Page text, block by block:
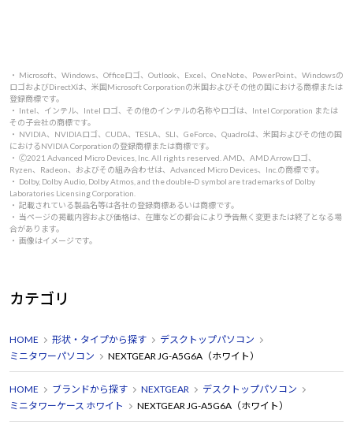
・ Microsoft、Windows、Officeロゴ、Outlook、Excel、OneNote、PowerPoint、Windowsの
ロゴおよびDirectXは、米国Microsoft Corporationの米国およびその他の国における商標または
登録商標です。
・ Intel、インテル、Intel ロゴ、その他のインテルの名称やロゴは、Intel Corporation または
その子会社の商標です。
・ NVIDIA、NVIDIAロゴ、CUDA、TESLA、SLI、GeForce、Quadroは、米国およびその他の国
におけるNVIDIA Corporationの登録商標または商標です。
・ 🄫2021 Advanced Micro Devices, Inc. All rights reserved. AMD、AMD Arrowロゴ、
Ryzen、Radeon、およびその組み合わせは、Advanced Micro Devices、Inc.の商標です。
・ Dolby, Dolby Audio, Dolby Atmos, and the double-D symbol are trademarks of Dolby
Laboratories Licensing Corporation.
・ 記載されている製品名等は各社の登録商標あるいは商標です。
・ 当ページの掲載内容および価格は、在庫などの都合により予告無く変更または終了となる場
合があります。
・ 画像はイメージです。
カテゴリ
HOME 形状・タイプから探す
デスクトップパソコン
ミニタワーパソコン
NEXTGEAR JG-A5G6A（ホワイト）
HOME ブランドから探す NEXTGEAR
デスクトップパソコン
ミニタワーケース ホワイト
NEXTGEAR JG-A5G6A（ホワイト）